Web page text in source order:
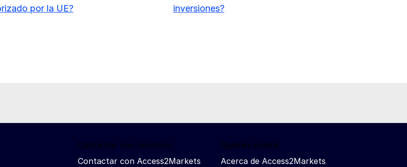
por la UE?
inversiones?
Contactar con nosotros
Contactar con Access2Markets
Quiénes somos
Acerca de Access2Markets